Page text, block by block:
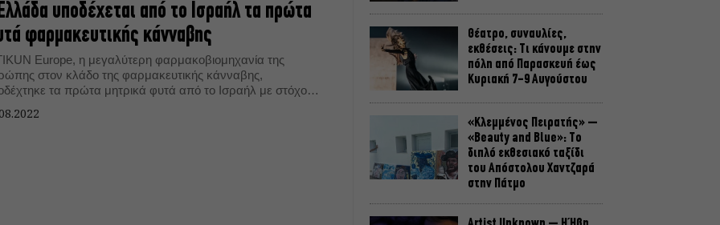
υποδέχεται από το Ισραήλ τα πρώτα
φαρμακευτικής κάνναβης
Europe, η μεγαλύτερη φαρμακοβιομηχανία της
στον κλάδο της φαρμακευτικής κάνναβης,
τα πρώτα μητρικά φυτά από το Ισραήλ με στόχο
Θέατρο, συναυλίες,
εκθέσεις: Τι κάνουμε στην
πόλη από Παρασκευή έως
Κυριακή 7-9 Αυγούστου
«Κλεμμένος Πειρατής» –
«Beauty and Blue»: Το
διπλό εκθεσιακό ταξίδι
του Απόστολου Χαντζαρά
στην Πάτμο